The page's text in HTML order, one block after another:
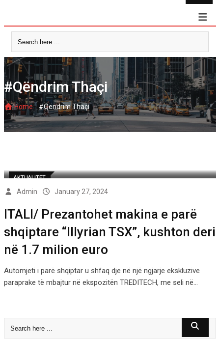
content
#Qëndrim Thaçi
Home- #Qëndrim Thaçi
AKTUALITET
Admin January 27, 2024
ITALI/ Prezantohet makina e parë
shqiptare “Illyrian TSX”, kushton deri
në 1.7 milion euro
Automjeti i parë shqiptar u shfaq dje në një ngjarje ekskluzive
paraprake të mbajtur në ekspozitën TREDITECH, me seli në…